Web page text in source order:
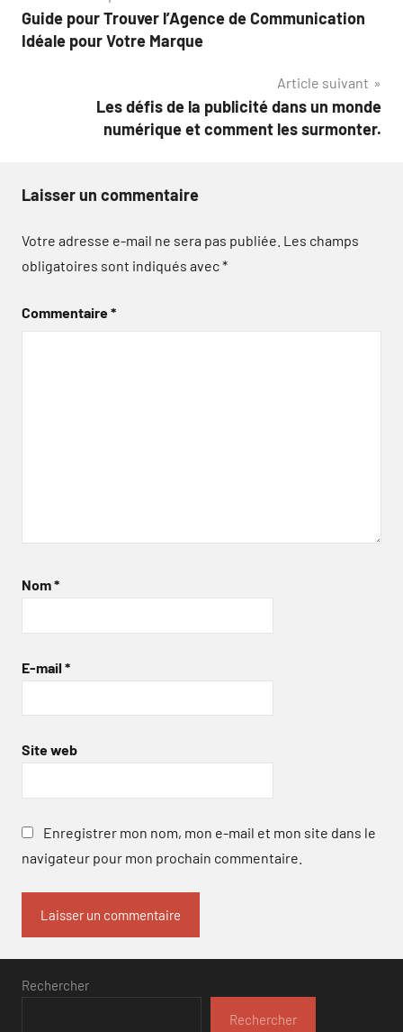
de
Guide pour Trouver l’Agence de Communication
Idéale pour Votre Marque
Article suivant
Les défis de la publicité dans un monde
numérique et comment les surmonter.
Laisser un commentaire
Votre adresse e-mail ne sera pas publiée. Les champs
obligatoires sont indiqués avec*
Commentaire*
Nom*
E-mail *
Site web
Enregistrer mon nom, mon e-mail et mon site dans le
navigateur pour mon prochain commentaire.
Rechercher
Rechercher